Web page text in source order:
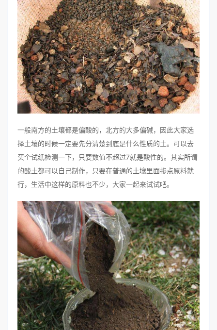
一般南方的土壤都是偏酸的，北方的大多偏碱，因此大家选
择土壤的时候一定要先分清楚到底是什么性质的土。可以去
买个试纸检测一下，只要数值不超过7就是酸性的。其实所谓
的酸土都可以自己制作，只要在普通的土壤里面掺点原料就
行，生活中这样的原料也不少，大家一起来试试吧。